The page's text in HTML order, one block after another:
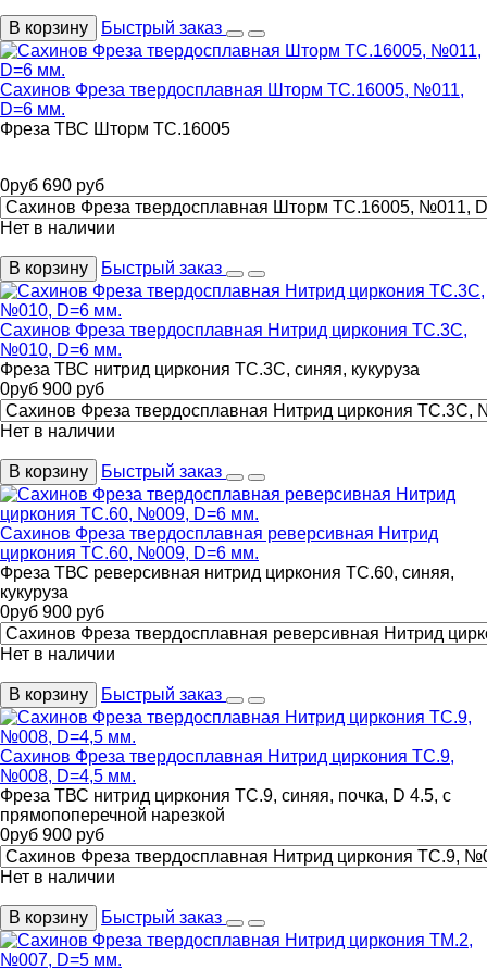
В корзину Быстрый заказ
Сахинов Фреза твердосплавная Шторм ТС.16005, №011,
D=6 мм.
Фреза ТВС Шторм ТС.16005
0руб 690 руб
Нет в наличии
В корзину Быстрый заказ
Сахинов Фреза твердосплавная Нитрид циркония ТС.3С,
№010, D=6 мм.
Фреза ТВС нитрид циркония ТС.3С, синяя, кукуруза
0руб 900 руб
Нет в наличии
В корзину Быстрый заказ
Сахинов Фреза твердосплавная реверсивная Нитрид
циркония ТС.60, №009, D=6 мм.
Фреза ТВС реверсивная нитрид циркония ТС.60, синяя,
кукуруза
0руб 900 руб
Нет в наличии
В корзину Быстрый заказ
Сахинов Фреза твердосплавная Нитрид циркония ТС.9,
№008, D=4,5 мм.
Фреза ТВС нитрид циркония ТС.9, синяя, почка, D 4.5, с
прямопоперечной нарезкой
0руб 900 руб
Нет в наличии
В корзину Быстрый заказ